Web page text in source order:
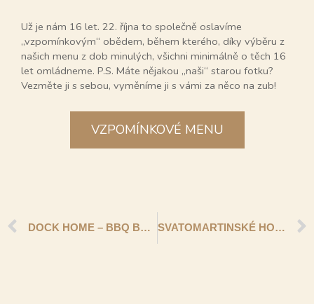
Už je nám 16 let. 22. října to společně oslavíme
„vzpomínkovým“ obědem, během kterého, díky výběru z
našich menu z dob minulých, všichni minimálně o těch 16
let omládneme. P.S. Máte nějakou „naši“ starou fotku?
Vezměte ji s sebou, vyměníme ji s vámi za něco na zub!
VZPOMÍNKOVÉ MENU
DOCK HOME – BBQ BALÍČKY SVATOMARTINSKÉ HODY